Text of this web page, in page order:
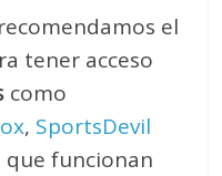
recomendamos el
tener acceso
como
, SportsDevil
funcionan